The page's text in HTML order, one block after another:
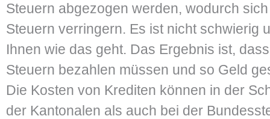
Steuern abgezogen werden, wodurch
Steuern verringern. Es ist nicht schwierig
Ihnen wie das geht. Das Ergebnis ist,
Steuern bezahlen müssen und so Geld
Die Kosten von Krediten können in der
der Kantonalen als auch bei der